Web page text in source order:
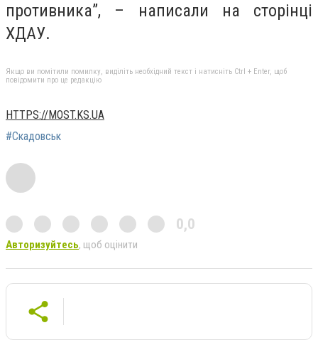
противника”, – написали на сторінці
ХДАУ.
Якщо ви помітили помилку, виділіть необхідний текст і натисніть Ctrl + Enter, щоб
повідомити про це редакцію
HTTPS://MOST.KS.UA
#Скадовськ
0,0
Авторизуйтесь, щоб оцінити